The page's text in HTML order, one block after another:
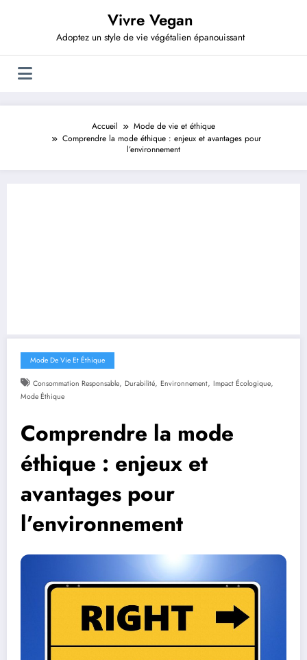
Vivre Vegan
Adoptez un style de vie végétalien épanouissant
Accueil
Mode de vie et éthique
Comprendre la mode éthique : enjeux et avantages pour
l’environnement
Mode De Vie Et Éthique
Consommation Responsable, Durabilité, Environnement, Impact Écologique,
Mode Éthique
Comprendre la mode
éthique : enjeux et
avantages pour
l’environnement